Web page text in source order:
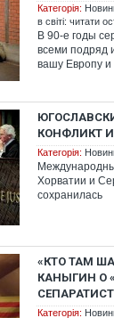
Категорія:
в світі: читати
В 90-е годы
всеми подряд
вашу Европу и
КОНФЛИКТ
Категорія:
Хорватии и
сохранилась
«КТО ТАМ
КАНЫГИН О
Категорія: